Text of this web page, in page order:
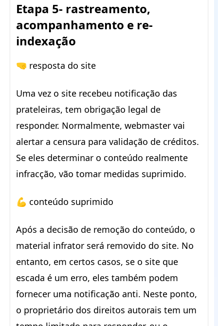
Etapa 5- rastreamento,
acompanhamento e re-
indexação
🤜 resposta do site
Uma vez o site recebeu notificação das
prateleiras, tem obrigação legal de
responder. Normalmente, webmaster vai
alertar a censura para validação de créditos.
Se eles determinar o conteúdo realmente
infracção, vão tomar medidas suprimido.
💪 conteúdo suprimido
Após a decisão de remoção do conteúdo, o
material infrator será removido do site. No
entanto, em certos casos, se o site que
escada é um erro, eles também podem
fornecer uma notificação anti. Neste ponto,
o proprietário dos direitos autorais tem um